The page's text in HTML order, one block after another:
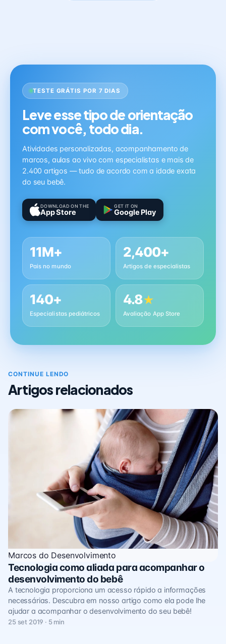
TESTE GRÁTIS POR 7 DIAS
Leve esse tipo de orientação
com você, todo dia.
Atividades personalizadas, acompanhamento de
marcos, aulas ao vivo com especialistas e mais de
2.400 artigos — tudo de acordo com a idade exata
do seu bebê.
DOWNLOAD ON THE
App Store
GET IT ON
Google Play
11M+
Pais no mundo
2,400+
Artigos de especialistas
140+
Especialistas pediátricos
4.8★
Avaliação App Store
CONTINUE LENDO
Artigos relacionados
Marcos do Desenvolvimento
Tecnologia como aliada para acompanhar o
desenvolvimento do bebê
A tecnologia proporciona um acesso rápido a informações
necessárias. Descubra em nosso artigo como ela pode lhe
ajudar a acompanhar o desenvolvimento do seu bebê!
25 set 2019 · 5 min